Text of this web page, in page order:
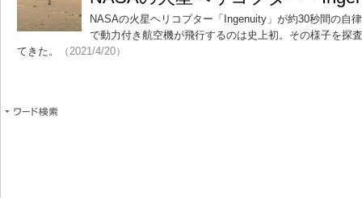
NASAの火星ヘリコプター「Ingenuity」が約30秒間の自
で動力付き航空機が飛行するのは史上初。その様子を探
てきた。
（2021/4/20）